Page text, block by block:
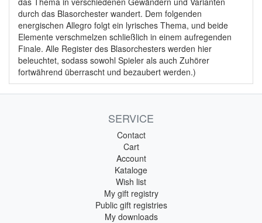
durch das Blasorchester wandert. Dem folgenden
energischen Allegro folgt ein lyrisches Thema, und beide
Elemente verschmelzen schließlich in einem aufregenden
Finale. Alle Register des Blasorchesters werden hier
beleuchtet, sodass sowohl Spieler als auch Zuhörer
fortwährend überrascht und bezaubert werden.)
SERVICE
Contact
Cart
Account
Kataloge
Wish list
My gift registry
Public gift registries
My downloads